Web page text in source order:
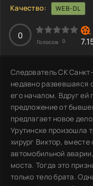
Качество:
WEB-DL
0
Голосов: 0
Следователь СК
недавно развевшаяся
его началом. Вдруг ей
предложение от
предлагает новое
Урутинске произошла
хирург Виктор,
автомобильной
моста. Тогда это
только тело брата.